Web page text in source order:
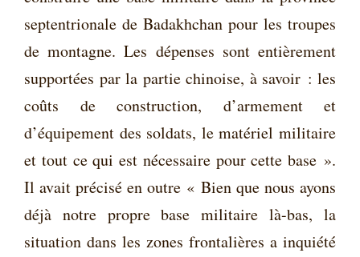
septentrionale de Badakhchan pour les troupes
de montagne. Les dépenses sont entièrement
supportées par la partie chinoise, à savoir : les
coûts de construction, d’armement et
d’équipement des soldats, le matériel militaire
et tout ce qui est nécessaire pour cette base ».
Il avait précisé en outre « Bien que nous ayons
déjà notre propre base militaire là-bas, la
situation dans les zones frontalières a inquiété